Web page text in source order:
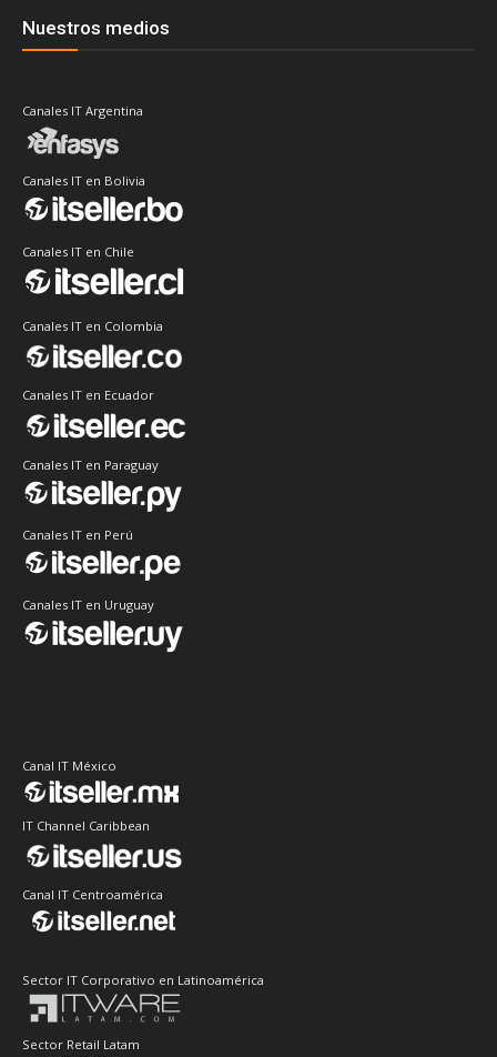
Nuestros medios
Canales IT Argentina
Canales IT en Bolivia
Canales IT en Chile
Canales IT en Colombia
Canales IT en Ecuador
Canales IT en Paraguay
Canales IT en Perú
Canales IT en Uruguay
Canal IT México
IT Channel Caribbean
Canal IT Centroamérica
Sector IT Corporativo en Latinoamérica
Sector Retail Latam